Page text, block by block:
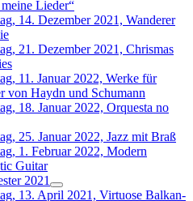
Lieder“
14. Dezember 2021, Wanderer
21. Dezember 2021, Chrismas
11. Januar 2022, Werke für
von Haydn und Schumann
18. Januar 2022, Orquesta no
25. Januar 2022, Jazz mit Braß
1. Februar 2022, Modern
Guitar
2021
13. April 2021, Virtuose Balkan-